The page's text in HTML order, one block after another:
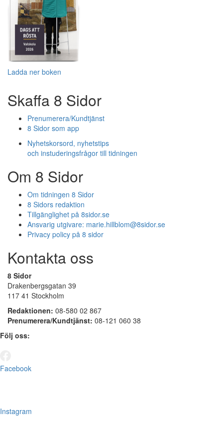
Ladda ner boken
Skaffa 8 Sidor
Prenumerera/Kundtjänst
8 Sidor som app
Nyhetskorsord, nyhetstips
och instuderingsfrågor till tidningen
Om 8 Sidor
Om tidningen 8 Sidor
8 Sidors redaktion
Tillgänglighet på 8sidor.se
Ansvarig utgivare: marie.hillblom@8sidor.se
Privacy policy på 8 sidor
Kontakta oss
8 Sidor
Drakenbergsgatan 39
117 41 Stockholm
Redaktionen: 08-580 02 867
Prenumerera/Kundtjänst: 08-121 060 38
Följ oss:
Facebook
Instagram